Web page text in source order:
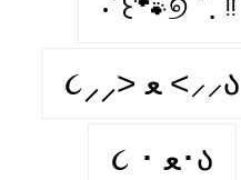
‧˚꒰🐾୭ ˚. ᵎᵎ
૮⸝⸝> ﻌ <⸝⸝ა
૮ ･ ﻌ･ა